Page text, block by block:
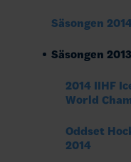
Säsongen
Säsongen
2014 IIHF
World
Oddset
2014